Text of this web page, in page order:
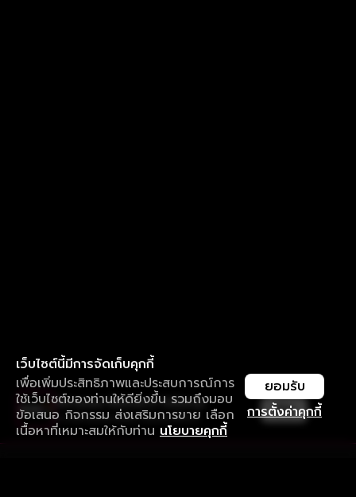
เว็บไซต์นี้มีการจัดเก็บคุกกี้
เพื่อเพิ่มประสิทธิภาพและประสบการณ์การ
ใช้เว็บไซต์ของท่านให้ดียิ่งขึ้น รวมถึงมอบ
ข้อเสนอ กิจกรรม ส่งเสริมการขาย เลือก
เนื้อหาที่เหมาะสมให้กับท่าน นโยบายคุกกี้
การตั้งค่าคุกกี้
ยอมรับ
ใช้งานแอป ลื่นไหลกว่า ไม่มีสะดุด
ดาวน์โหลดแอปเพื่อการรับชมที่ดีกว่า เปิด